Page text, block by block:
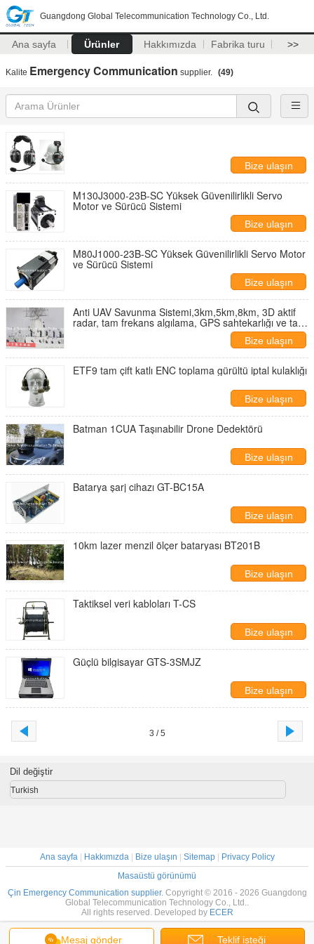
Guangdong Global Telecommunication Technology Co., Ltd.
Ana sayfa Ürünler Hakkımızda Fabrika turu >>
Kalite Emergency Communication supplier. (49)
Bize ulaşın
M130J3000-23B-SC Yüksek Güvenilirlikli Servo
Motor ve Sürücü Sistemi
Bize ulaşın
M80J1000-23B-SC Yüksek Güvenilirlikli Servo Motor
ve Sürücü Sistemi
Bize ulaşın
Anti UAV Savunma Sistemi,3km,5km,8km, 3D aktif
radar, tam frekans algılama, GPS sahtekarlığı ve tam
Bize ulaşın
ETF9 tam çift katlı ENC toplama gürültü iptal kulaklığı
Bize ulaşın
Batman 1CUA Taşınabilir Drone Dedektörü
Bize ulaşın
Batarya şarj cihazı GT-BC15A
Bize ulaşın
10km lazer menzil ölçer bataryası BT201B
Bize ulaşın
Taktiksel veri kabloları T-CS
Bize ulaşın
Güçlü bilgisayar GTS-3SMJZ
Bize ulaşın
3 / 5
Mesaj gönder Teklif isteği
Dil değiştir
Turkish
Ana sayfa| Hakkımızda| Bize ulaşın Sitemap|
Privacy Policy
Masaüstü görünümü
Çin Emergency Communication supplier. Copyright © 2016 - 2026 Guangdong
Global Telecommunication Technology Co., Ltd..
All rights reserved. Developed by ECER